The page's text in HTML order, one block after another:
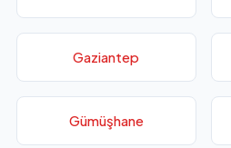
Gaziantep
Gümüşhane